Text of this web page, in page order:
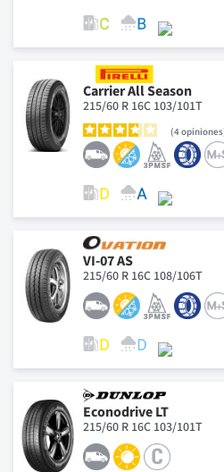
Carrier All Season
215/60 R 16C 103/101T
4opiniones
VI-07 AS
215/60 R 16C 108/106T
Econodrive LT
215/60 R 16C 103/101T